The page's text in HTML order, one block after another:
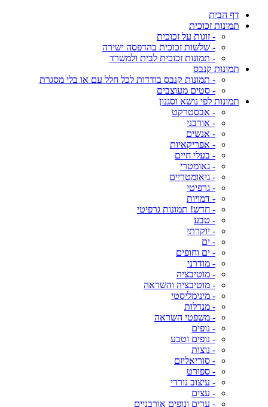
דף הבית
תמונות זכוכית
- זוגות על זכוכית
- שלשות זכוכית בהדפסה ישירה
- תמונות זכוכית לבית ולמשרד
תמונות קנבס
- תמונות קנבס בודדות לכל חלל עם או בלי מסגרת
- סטים מעוצבים
תמונות לפי נושא וסגנון
- אבסטרקט
- אורבני
- אנשים
- אפריקאיות
- בעלי חיים
- גאומטרי
- גיאומטריים
- גרפיטי
- דמויות
- חדש! תמונות גרפיטי
- טבע
- יוקרתי
- ים
- ים וחופים
- מודרני
- מוטיבציה
- מוטיבציה והשראה
- מינימליסטי
- מנדלות
- משפטי השראה
- נופים
- נופים וטבע
- נוצות
- סוריאליזם
- ספורט
- עיצוב נורדי
- עצים
- ערים ונופים אורבניים